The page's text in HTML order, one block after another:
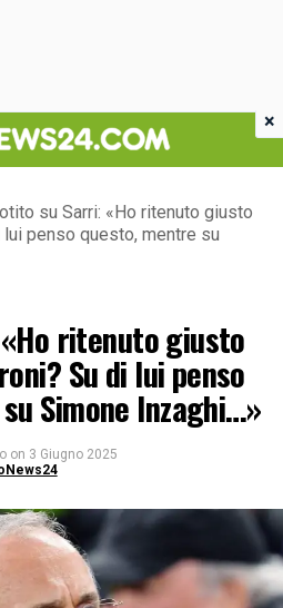
su Sarri: «Ho ritenuto giusto
penso questo, mentre su
ritenuto giusto
Su di lui penso
Simone Inzaghi…»
on 3 Giugno 2025
×